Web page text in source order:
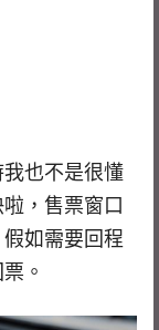
也不是很懂
，售票窗口
如需要回程
。